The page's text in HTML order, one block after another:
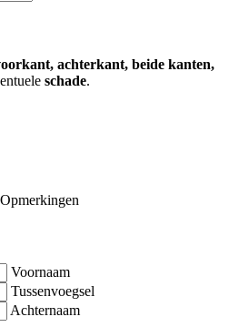
achterkant, beide kanten,
schade.
Opmerkingen
Voornaam
Tussenvoegsel
Achternaam